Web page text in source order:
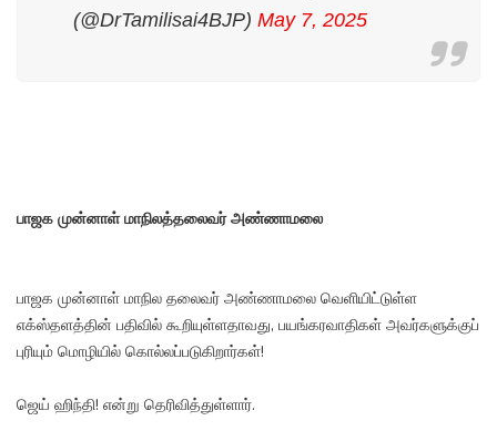
(@DrTamilisai4BJP) May 7, 2025
பாஜக முன்னாள் மாநிலத்தலைவர் அண்ணாமலை
பாஜக முன்னாள் மாநில தலைவர் அண்ணாமலை வெளியிட்டுள்ள
எக்ஸ்தளத்தின் பதிவில் கூறியுள்ளதாவது, பயங்கரவாதிகள் அவர்களுக்குப்
புரியும் மொழியில் கொல்லப்படுகிறார்கள்!
ஜெய் ஹிந்தி! என்று தெரிவித்துள்ளார்.